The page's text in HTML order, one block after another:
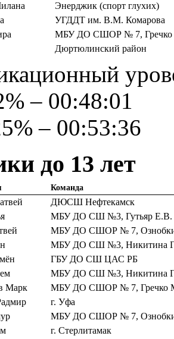
Энерджик (спорт глухих)
УГДДТ им. В.М. Комарова
МБУ ДО СШОР № 7,
Дюртюлинский район
– 00:48:01
– 00:53:36
до 13 лет
Команда
ДЮСШ Нефтекамск
МБУ ДО СШ №3, Гутьяр Е.В.
МБУ ДО СШОР № 7,
МБУ ДО СШ №3, Никитина
ГБУ ДО СШ ЦАС РБ
МБУ ДО СШ №3, Никитина
Марк
МБУ ДО СШОР № 7, Гречко
г. Уфа
МБУ ДО СШОР № 7,
г. Стерлитамак